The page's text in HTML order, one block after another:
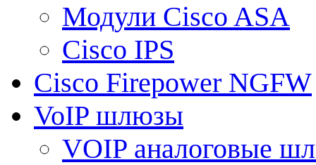
Модули Cisco ASA
Cisco IPS
Cisco Firepower NGFW
VoIP шлюзы
VOIP аналоговые